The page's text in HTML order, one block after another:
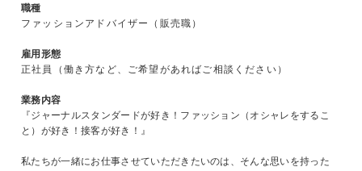
職種
ファッションアドバイザー（販売職）
雇用形態
正社員（働き方など、ご希望があればご相談ください）
業務内容
『ジャーナルスタンダードが好き！ファッション（オシャレをするこ
と）が好き！接客が好き！』
私たちが一緒にお仕事させていただきたいのは、そんな思いを持った